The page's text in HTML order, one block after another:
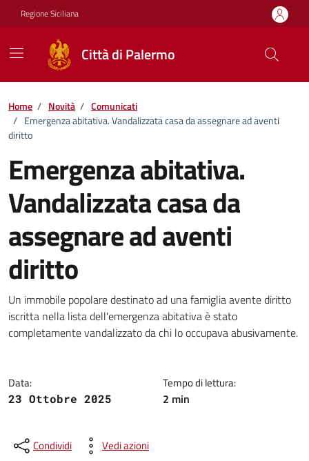
Vai ai contenuti
Vai al footer
Regione Siciliana
Città di Palermo
Home / Novità / Comunicati
/ Emergenza abitativa. Vandalizzata casa da assegnare ad aventi
diritto
Emergenza abitativa.
Vandalizzata casa da
assegnare ad aventi
diritto
Dettagli della notizia
Un immobile popolare destinato ad una famiglia avente diritto
iscritta nella lista dell'emergenza abitativa è stato
completamente vandalizzato da chi lo occupava abusivamente.
Data:
23 Ottobre 2025
Tempo di lettura:
2 min
Condividi Vedi azioni